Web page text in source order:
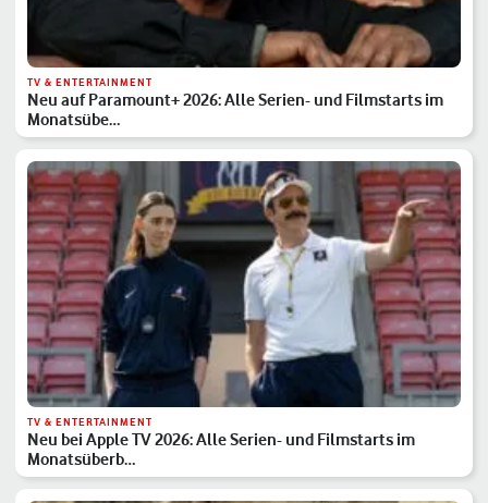
TV & ENTERTAINMENT
Neu auf Paramount+ 2026: Alle Serien- und Filmstarts im
Monatsübe…
TV & ENTERTAINMENT
Neu bei Apple TV 2026: Alle Serien- und Filmstarts im
Monatsüberb…